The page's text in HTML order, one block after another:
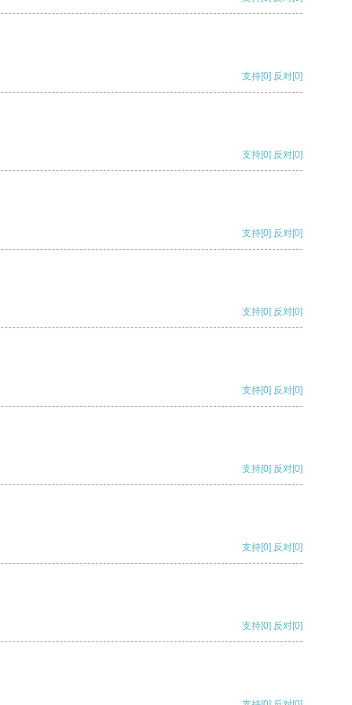
支持[0] 反对[0]
支持[0] 反对[0]
支持[0] 反对[0]
支持[0] 反对[0]
支持[0] 反对[0]
支持[0] 反对[0]
支持[0] 反对[0]
支持[0] 反对[0]